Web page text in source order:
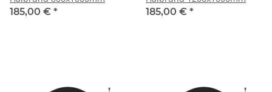
185,00 € *
185,00 € *